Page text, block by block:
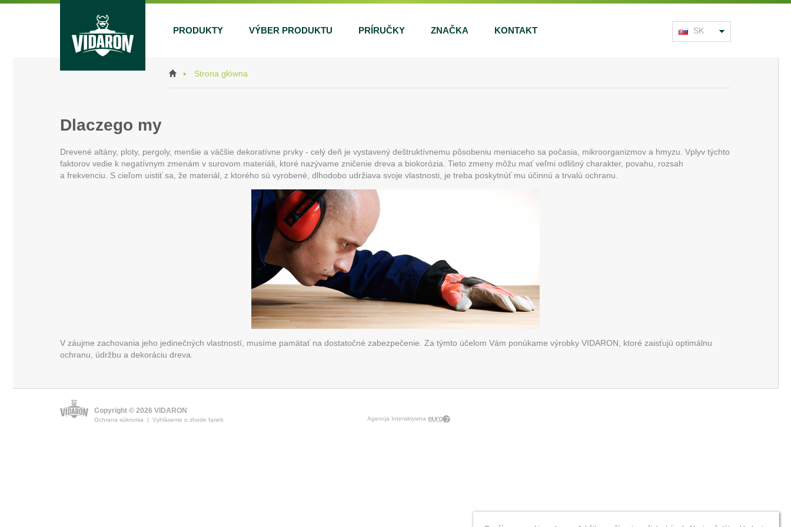
PRODUKTY VÝBER PRODUKTU PRÍRUČKY ZNAČKA KONTAKT SK
Strona główna
Dlaczego my
Drevené altány, ploty, pergoly, menšie a väčšie dekoratívne prvky - celý deň je vystavený deštruktívnemu pôsobeniu meniaceho sa počasia, mikroorganizmov a hmyzu. Vplyv týchto
faktorov vedie k negatívnym zmenám v surovom materiáli, ktoré nazývame zničenie dreva a biokorózia. Tieto zmeny môžu mať veľmi odlišný charakter, povahu, rozsah
a frekvenciu. S cieľom uistiť sa, že materiál, z ktorého sú vyrobené, dlhodobo udržiava svoje vlastnosti, je treba poskytnúť mu účinnú a trvalú ochranu.
V záujme zachovania jeho jedinečných vlastností, musíme pamätať na dostatočné zabezpečenie. Za týmto účelom Vám ponúkame výrobky VIDARON, ktoré zaisťujú optimálnu
ochranu, údržbu a dekoráciu dreva.
Copyright © 2026 VIDARON
Ochrana súkromia | Vyhlásenie o zhode farieb Agencja Interaktywna